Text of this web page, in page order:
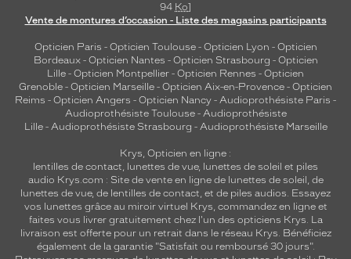
94 Ko]
Vente de montures d’occasion - Liste des magasins participants
Opticien Paris - Opticien Toulouse- Opticien Lyon - Opticien
Bordeaux- Opticien Nantes - Opticien Strasbourg - Opticien
Lille - Opticien Montpellier - Opticien Rennes - Opticien
Grenoble - Opticien Marseille - Opticien Aix-en-Provence - Opticien
Reims - Opticien Angers - Opticien Nancy - Audioprothésiste Paris -
Audioprothésiste Toulouse- Audioprothésiste
Lille- Audioprothésiste Strasbourg - Audioprothésiste Marseille
Krys, Opticien en ligne :
lentilles de contact lunettes de vue, lunettes de soleil et piles
audio Krys.com : Site de vente en ligne de lunettes de soleil, de
lunettes de vue, de lentilles de contact , et de piles audios. Essayez
vos lunettes grâce au miroir virtuel Krys, commandez en ligne et
faites vous livrer gratuitement chez l'un des opticiens Krys. La
livraison est offerte pour un retrait dans le réseau Krys. Bénéficiez
également de la garantie "Satisfait ou remboursé 30 jours".